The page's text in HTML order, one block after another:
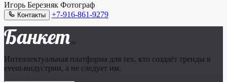
Игорь Березняк Фотограф
Контакты +7-916-861-9279
Банкет .ru
Интеллектуальная платформа для тех, кто создаёт тренды в
event-индустрии, а не следует им.